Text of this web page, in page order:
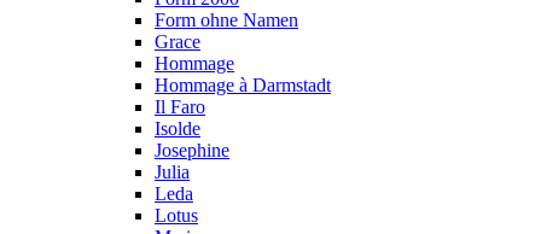
Form ohne Namen
Grace
Hommage
Hommage à Darmstadt
Il Faro
Isolde
Josephine
Julia
Leda
Lotus